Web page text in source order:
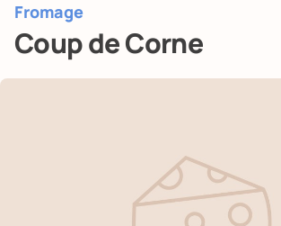
Fromage
Coup de Corne